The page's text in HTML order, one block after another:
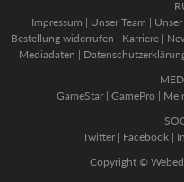
Impressum | Unser Team |
Bestellung widerrufen | Karriere |
Mediadaten |
GameStar| GamePro |
Twitter | Facebook |
Copyright ©